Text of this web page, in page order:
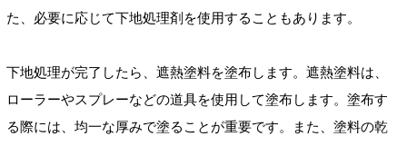
た、必要に応じて下地処理剤を使用することもあります。
下地処理が完了したら、遮熱塗料を塗布します。遮熱塗料は、
ローラーやスプレーなどの道具を使用して塗布します。塗布す
る際には、均一な厚みで塗ることが重要です。また、塗料の乾